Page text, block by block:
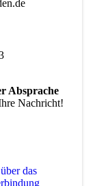
Absprache
Nachricht!
das